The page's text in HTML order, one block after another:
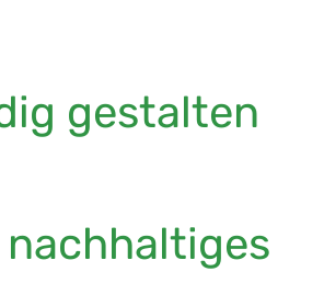
gestalten